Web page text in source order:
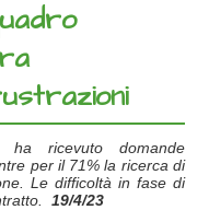
ricevuto domande
per il 71% la ricerca di
Le difficoltà in fase di
19/4/23